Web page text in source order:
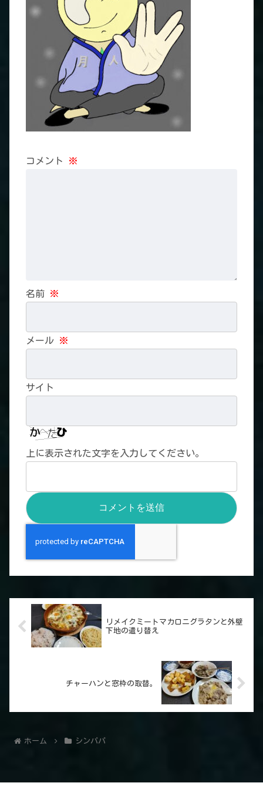
コメント ※
名前 ※
メール ※
サイト
上に表示された文字を入力してください。
リメイクミートマカロニグラタンと外壁
下地の遣り替え
チャーハンと窓枠の取替。
ホーム シンパパ